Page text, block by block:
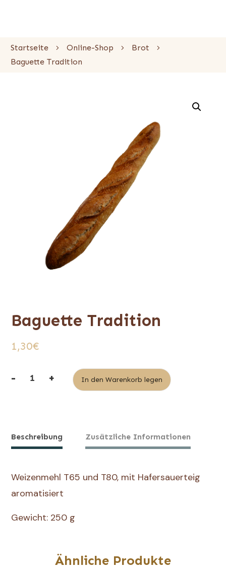
Startseite Online-Shop
Brot
Baguette Tradition
Baguette Tradition
1,30€
-
Tradition
+ In den Warenkorb legen
Beschreibung Zusätzliche Informationen
Weizenmehl T65 und T80, mit Hafersauerteig
aromatisiert
Gewicht: 250 g
Ähnliche Produkte